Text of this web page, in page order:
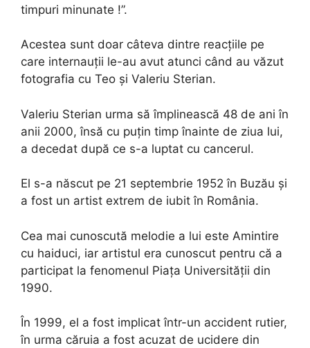
timpuri minunate !”.
Acestea sunt doar câteva dintre reacțiile pe
care internauții le-au avut atunci când au văzut
fotografia cu Teo și Valeriu Sterian.
Valeriu Sterian urma să împlinească 48 de ani în
anii 2000, însă cu puțin timp înainte de ziua lui,
a decedat după ce s-a luptat cu cancerul.
El s-a născut pe 21 septembrie 1952 în Buzău și
a fost un artist extrem de iubit în România.
Cea mai cunoscută melodie a lui este Amintire
cu haiduci, iar artistul era cunoscut pentru că a
participat la fenomenul Piața Universității din
1990.
În 1999, el a fost implicat într-un accident rutier,
în urma căruia a fost acuzat de ucidere din